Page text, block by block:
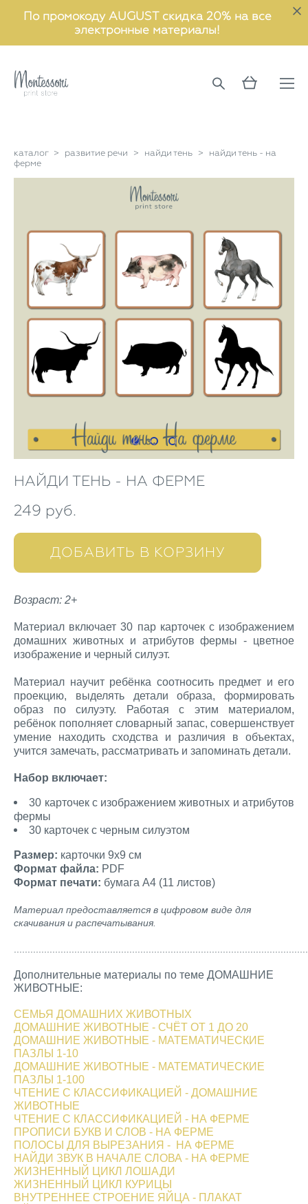
По промокоду AUGUST скидка 20% на все
электронные материалы!
каталог > развитие речи > найди тень >
найди тень - на
ферме
НАЙДИ ТЕНЬ - НА ФЕРМЕ
249 pуб.
ДОБАВИТЬ В КОРЗИНУ
Возраст: 2+
Материал включает 30 пар карточек с изображением
домашних животных и атрибутов фермы - цветное
изображение и черный силуэт.
Материал научит ребёнка соотносить предмет и его
проекцию, выделять детали образа, формировать
образ по силуэту. Работая с этим материалом,
ребёнок пополняет словарный запас, совершенствует
умение находить сходства и различия в объектах,
учится замечать, рассматривать и запоминать детали.
Набор включает:
30 карточек с изображением животных и атрибутов
фермы
30 карточек с черным силуэтом
Размер: карточки 9х9 см
Формат файла: PDF
Формат печати: бумага А4 (11 листов)
Материал предоставляется в цифровом виде для
скачивания и распечатывания.
Дополнительные материалы по теме ДОМАШНИЕ
ЖИВОТНЫЕ:
СЕМЬЯ ДОМАШНИХ ЖИВОТНЫХ
ДОМАШНИЕ ЖИВОТНЫЕ - СЧЁТ ОТ 1 ДО 20
ДОМАШНИЕ ЖИВОТНЫЕ - МАТЕМАТИЧЕСКИЕ
ПАЗЛЫ 1-10
ДОМАШНИЕ ЖИВОТНЫЕ - МАТЕМАТИЧЕСКИЕ
ПАЗЛЫ 1-100
​ЧТЕНИЕ С КЛАССИФИКАЦИЕЙ - ДОМАШНИЕ
ЖИВОТНЫЕ
​ЧТЕНИЕ С КЛАССИФИКАЦИЕЙ - НА ФЕРМЕ
ПРОПИСИ БУКВ И СЛОВ - НА ФЕРМЕ
ПОЛОСЫ ДЛЯ ВЫРЕЗАНИЯ - НА ФЕРМЕ
НАЙДИ ЗВУК В НАЧАЛЕ СЛОВА - НА ФЕРМЕ
ЖИЗНЕННЫЙ ЦИКЛ ЛОШАДИ
ЖИЗНЕННЫЙ ЦИКЛ КУРИЦЫ
ВНУТРЕННЕЕ СТРОЕНИЕ ЯЙЦА - ПЛАКАТ